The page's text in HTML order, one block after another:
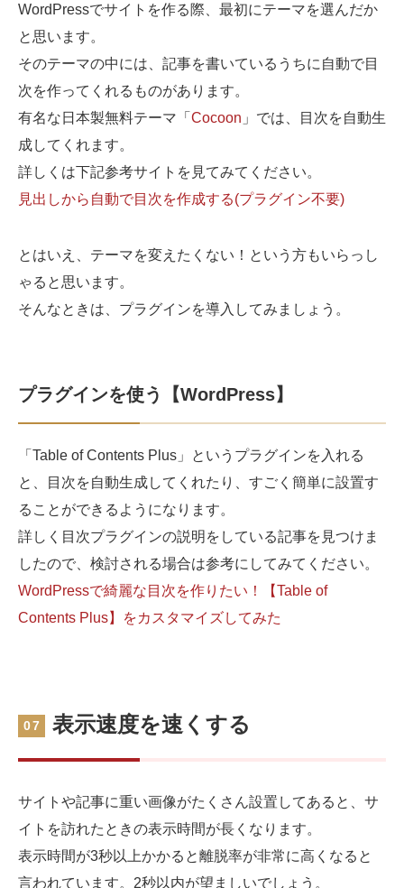
WordPressでサイトを作る際、最初にテーマを選んだか
と思います。
そのテーマの中には、記事を書いているうちに自動で目
次を作ってくれるものがあります。
有名な日本製無料テーマ「 Cocoon 」では、目次を自動生
成してくれます。
詳しくは下記参考サイトを見てみてください。
見出しから自動で目次を作成する(プラグイン不要)
とはいえ、テーマを変えたくない！という方もいらっし
ゃると思います。
そんなときは、プラグインを導入してみましょう。
プラグインを使う【WordPress】
「Table of Contents Plus」というプラグインを入れる
と、目次を自動生成してくれたり、すごく簡単に設置す
ることができるようになります。
詳しく目次プラグインの説明をしている記事を見つけま
したので、検討される場合は参考にしてみてください。
WordPressで綺麗な目次を作りたい！【Table of
Contents Plus】をカスタマイズしてみた
07 表示速度を速くする
サイトや記事に重い画像がたくさん設置してあると、サ
イトを訪れたときの表示時間が長くなります。
表示時間が3秒以上かかると離脱率が非常に高くなると
言われています。2秒以内が望ましいでしょう。